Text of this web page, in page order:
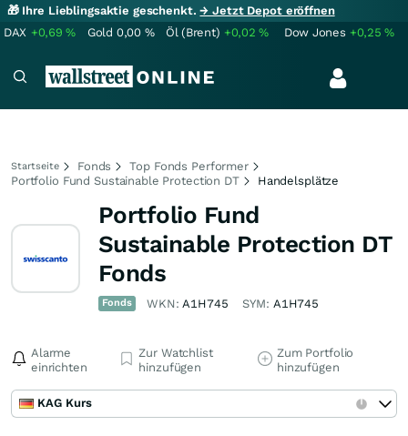
🎁 Ihre Lieblingsaktie geschenkt.→ Jetzt Depot eröffnen
DAX +0,69% Gold 0,00 % Öl (Brent) +0,02% Dow Jones +0,25%
Startseite Fonds
Top Fonds Performer
Portfolio Fund Sustainable Protection DT
Handelsplätze
Portfolio Fund
Sustainable Protection DT
Fonds
Fonds WKN:A1H745 SYM: A1H745
Alarme
einrichten
Zur Watchlist
hinzufügen
Zum Portfolio
hinzufügen
KAG Kurs